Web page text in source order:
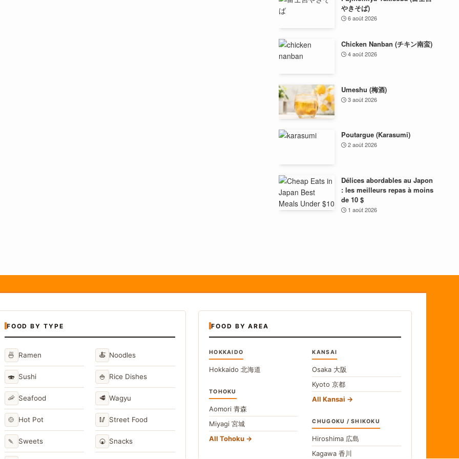
やきそば)
6 août 2026
Chicken Nanban (チキン南蛮)
4 août 2026
Umeshu (梅酒)
3 août 2026
Poutargue (Karasumi)
2 août 2026
Délices abordables au Japon
: les meilleurs repas à moins
de 10 $
1 août 2026
FOOD BY TYPE
🍜 Ramen 🍝 Noodles
🍣 Sushi 🍚 Rice Dishes
🦐 Seafood 🥩 Wagyu
🍲 Hot Pot 🥢 Street Food
🍡 Sweets 🍘 Snacks
FOOD BY AREA
HOKKAIDO
Hokkaido 北海道
TOHOKU
Aomori 青森
Miyagi 宮城
All Tohoku
KANSAI
Osaka 大阪
Kyoto京都
All Kansai
CHUGOKU / SHIKOKU
Hiroshima 広島
Kagawa香川